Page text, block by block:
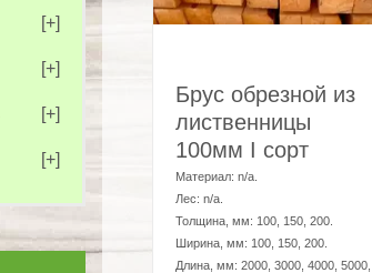
Брус обрезной из
лиственницы
100мм I сорт
Материал: n/a.
Лес: n/a.
Толщина, мм: 100, 150, 200.
Ширина, мм: 100, 150, 200.
Длина, мм: 2000, 3000, 4000, 5000,